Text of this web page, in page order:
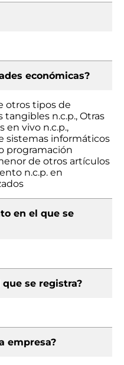
económicas?
otros tipos de
n.c.p., Otras
en vivo n.c.p.,
sistemas informáticos
programación
de otros artículos
n.c.p. en
en el que se
se registra?
empresa?